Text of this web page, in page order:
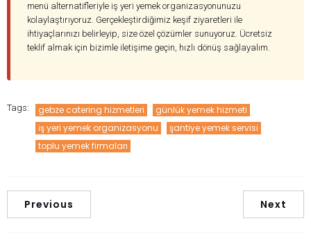
menü alternatifleriyle iş yeri yemek organizasyonunuzu
kolaylaştırıyoruz. Gerçekleştirdiğimiz keşif ziyaretleri ile
ihtiyaçlarınızı belirleyip, size özel çözümler sunuyoruz. Ücretsiz
teklif almak için bizimle iletişime geçin, hızlı dönüş sağlayalım.
Tags: gebze catering hizmetleri
günlük yemek hizmeti
iş yeri yemek organizasyonu
şantiye yemek servisi
toplu yemek firmaları
Previous Next